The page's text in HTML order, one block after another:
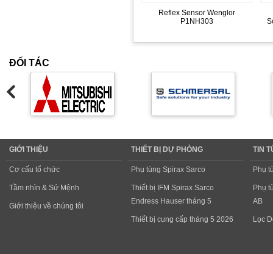
Reflex Sensor Wenglor
P1NH303
ĐỐI TÁC
GIỚI THIỆU
Cơ cấu tổ chức
Tầm nhìn & Sứ Mệnh
Giới thiệu về chúng tôi
THIẾT BỊ DỰ PHÒNG
Phụ tùng Spirax Sarco
Thiết bị IFM Spirax Sarco
Endress Hauser tháng 5
Thiết bị cung cấp tháng 5 2026
TIN
Phụ
Phụ
AB
Lọc